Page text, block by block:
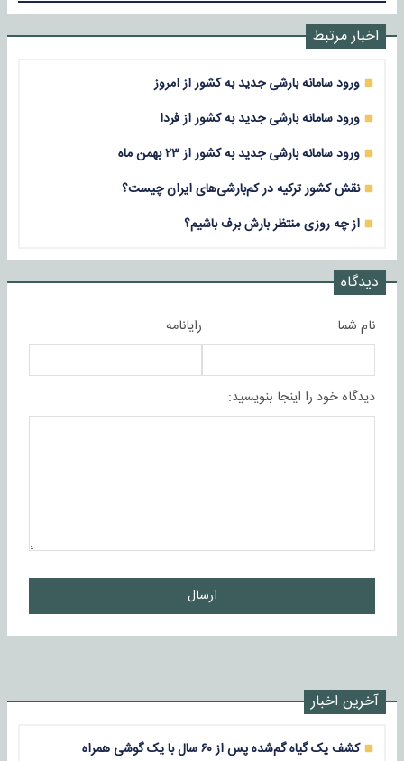
اخبار مرتبط
ورود سامانه بارشی جدید به کشور از امروز
ورود سامانه بارشی جدید به کشور از فردا
ورود سامانه بارشی جدید به کشور از ۲۳ بهمن ماه
نقش کشور ترکیه در کم‌بارشی‌های ایران چیست؟
از چه روزی منتظر بارش برف باشیم؟
دیدگاه
نام شما رایانامه
دیدگاه خود را اینجا بنویسید:
ارسال
آخرین اخبار
کشف یک گیاه گم‌شده پس از ۶۰ سال با یک گوشی همراه